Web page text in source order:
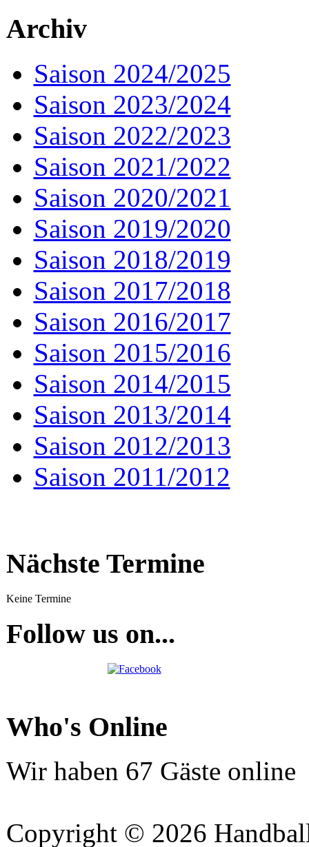
Archiv
Saison 2024/2025
Saison 2023/2024
Saison 2022/2023
Saison 2021/2022
Saison 2020/2021
Saison 2019/2020
Saison 2018/2019
Saison 2017/2018
Saison 2016/2017
Saison 2015/2016
Saison 2014/2015
Saison 2013/2014
Saison 2012/2013
Saison 2011/2012
Nächste Termine
Keine Termine
Follow us on...
Who's Online
Wir haben 67 Gäste online
Copyright © 2026